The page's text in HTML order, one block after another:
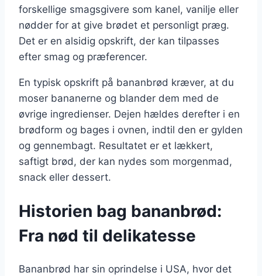
forskellige smagsgivere som kanel, vanilje eller
nødder for at give brødet et personligt præg.
Det er en alsidig opskrift, der kan tilpasses
efter smag og præferencer.
En typisk opskrift på bananbrød kræver, at du
moser bananerne og blander dem med de
øvrige ingredienser. Dejen hældes derefter i en
brødform og bages i ovnen, indtil den er gylden
og gennembagt. Resultatet er et lækkert,
saftigt brød, der kan nydes som morgenmad,
snack eller dessert.
Historien bag bananbrød:
Fra nød til delikatesse
Bananbrød har sin oprindelse i USA, hvor det